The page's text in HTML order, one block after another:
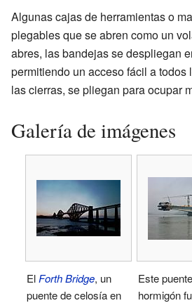
Algunas cajas de herramientas o
plegables que se abren como un
abres, las bandejas se despliegan
permitiendo un acceso fácil a todos
las cierras, se pliegan para ocupar
Galería de imágenes
El Forth Bridge, un
puente de celosía en
Este
hormigón